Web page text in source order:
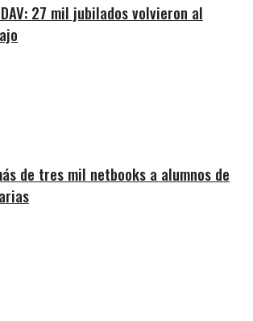
27 mil jubilados volvieron al
de tres mil netbooks a alumnos de